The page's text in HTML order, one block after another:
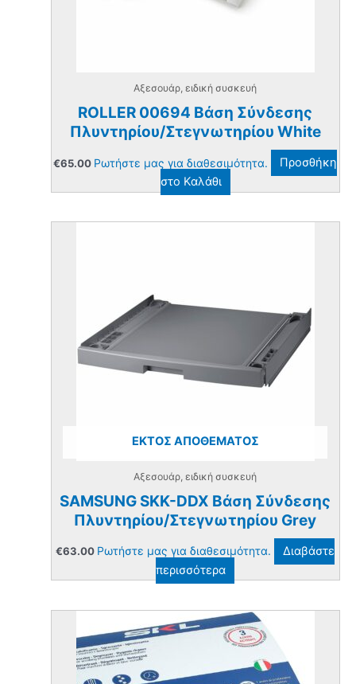
Αξεσουάρ, ειδική συσκευή
ROLLER 00694 Βάση Σύνδεσης
Πλυντηρίου/Στεγνωτηρίου White
€65.00 Ρωτήστε μας για διαθεσιμότητα.
Προσθήκη
στο Καλάθι
ΕΚΤΌΣ ΑΠΟΘΈΜΑΤΟΣ
Αξεσουάρ, ειδική συσκευή
SAMSUNG SKK-DDX Βάση Σύνδεσης
Πλυντηρίου/Στεγνωτηρίου Grey
€63.00 Ρωτήστε μας για διαθεσιμότητα.
Διαβάστε
περισσότερα